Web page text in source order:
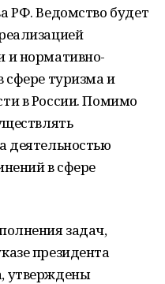
РФ. Ведомство будет
и нормативно-
сфере туризма и
в России. Помимо
деятельностью
в сфере
задач,
президента
утверждены